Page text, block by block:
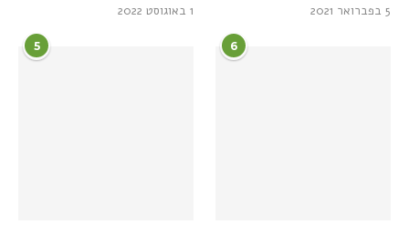
1 באוגוסט 2022 5 בפברואר 2021
5 6